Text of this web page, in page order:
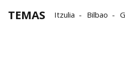
TEMAS Itzulia Bilbao